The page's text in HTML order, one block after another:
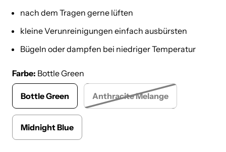
nach dem Tragen gerne lüften
kleine Verunreinigungen einfach ausbürsten
Bügeln oder dampfen bei niedriger Temperatur
Farbe: Bottle Green
Bottle Green Anthracite Melange
Midnight Blue